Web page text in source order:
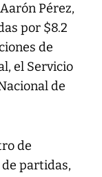
Pérez,
por $8.2
de
el Servicio
de
de
partidas,